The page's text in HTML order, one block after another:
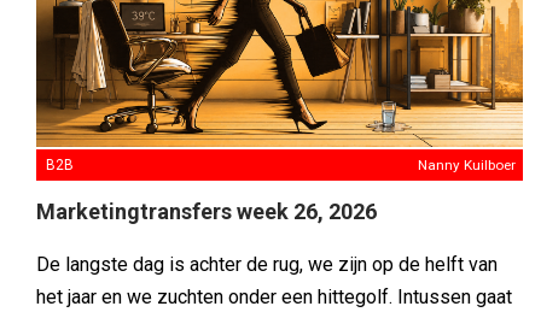
B2B Nanny Kuilboer
Marketingtransfers week 26, 2026
De langste dag is achter de rug, we zijn op de helft van
het jaar en we zuchten onder een hittegolf. Intussen gaat